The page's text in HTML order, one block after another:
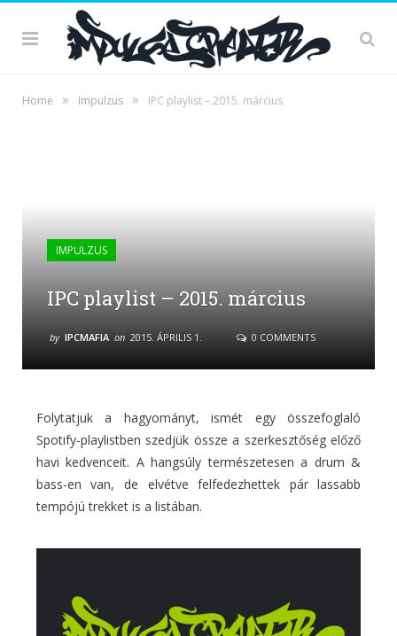
Home » Impulzus » IPC playlist – 2015. március
IMPULZUS
IPC playlist – 2015. március
by IPCMAFIA on 2015. ÁPRILIS 1. 0 COMMENTS
Folytatjuk a hagyományt, ismét egy összefoglaló
Spotify-playlistben szedjük össze a szerkesztőség előző
havi kedvenceit. A hangsúly természetesen a drum &
bass-en van, de elvétve felfedezhettek pár lassabb
tempójú trekket is a listában.